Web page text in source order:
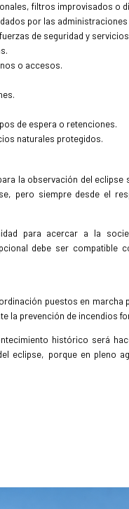
filtros improvisados o
por las administraciones
de seguridad y
o accesos.
de espera o retenciones.
naturales protegidos.
la observación del
pero siempre desde el
para acercar a la
debe ser
puestos en
la prevención de incendios
histórico será
eclipse, porque en pleno